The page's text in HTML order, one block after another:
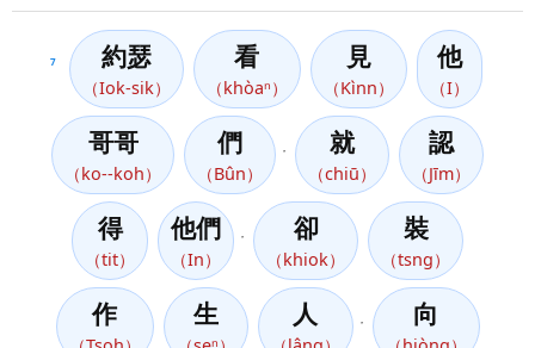
7 約瑟
（Iok-sik）
看
（khòaⁿ）
見
（Kìnn）
他
（I）
哥哥
（ko--koh）
們
（Bûn）
就
（chiū）
認
（Jīm）
得
（tit）
他們
（In）
卻
（khiok）
裝
（tsng）
作 生 人 向